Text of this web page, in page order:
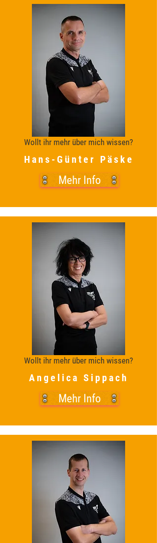
Wollt ihr mehr über mich wissen?
Hans-Günter Päske
Mehr Info
Wollt ihr mehr über mich wissen?
Angelica Sippach
Mehr Info